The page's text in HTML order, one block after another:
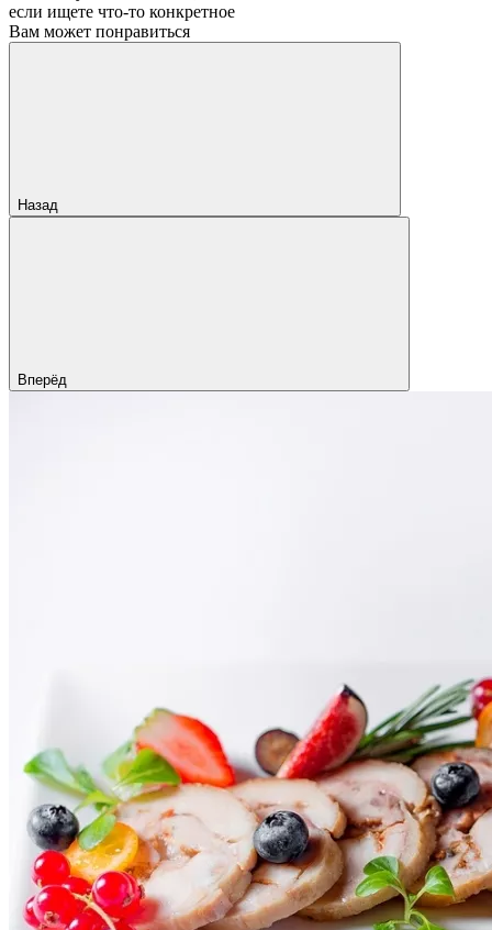
если ищете что‑то конкретное
Вам может понравиться
Назад
Вперёд